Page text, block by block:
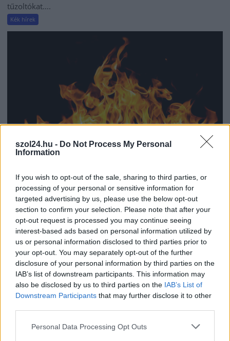
szol24.hu - Do Not Process My Personal
Information
If you wish to opt-out of the sale, sharing to third parties, or
processing of your personal or sensitive information for
targeted advertising by us, please use the below opt-out
section to confirm your selection. Please note that after your
opt-out request is processed you may continue seeing
interest-based ads based on personal information utilized by
us or personal information disclosed to third parties prior to
your opt-out. You may separately opt-out of the further
disclosure of your personal information by third parties on the
IAB’s list of downstream participants. This information may
also be disclosed by us to third parties on the IAB’s List of
Downstream Participants that may further disclose it to other
Please note that this website/app uses one or more Google
Personal Data Processing Opt Outs
tűzoltókat....
Kék hírek
2026.08.05. Horváth Zsolt
Hatalmas lángok csaptak fel Szolnokon
Nem indult nyugodtan a szerda reggel Szolnokon, ugyanis
egy nagy kiterjedésű tűzeset miatt több egységnek is...
Kék hírek